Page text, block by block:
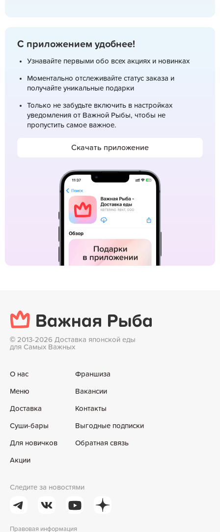
С приложением удобнее!
Узнавайте первыми обо всех акциях и новинках
Моментально отслеживайте статус заказа и
получайте уникальные подарки
Только не забудьте включить в настройках
уведомления от Важной Рыбы, чтобы не
пропустить самое важное.
Скачать приложение
© 2013-2026 Доставка японской еды
для Самых Важных
О нас
Меню
Доставка
Суши-бары
Для новичков
Акции
Франшиза
Вакансии
Контакты
Выгодные подписки
Обратная связь
Следите за новостями
Правовая информация